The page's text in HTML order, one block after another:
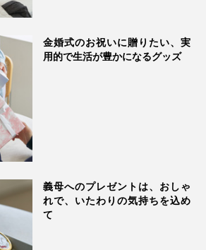
ちにチェリー種（中材）の乾燥が気
ンジ加熱の前に霧吹きでシュッと水
のもおすすめ。
して使うなら、ビニール袋に入れ
金婚式のお祝いに贈りたい、実
用的で生活が豊かになるグッズ
義母へのプレゼントは、おしゃ
れで、いたわりの気持ちを込め
て